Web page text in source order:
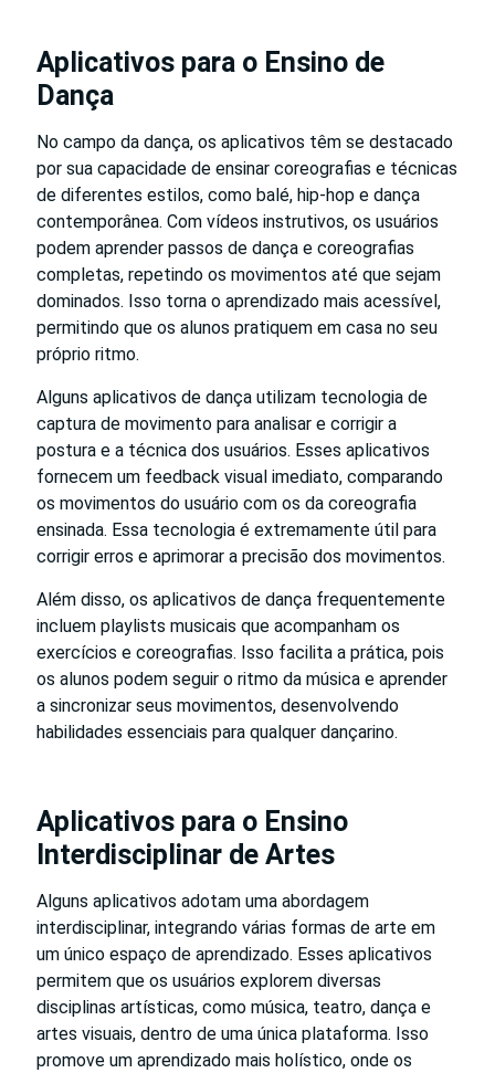
Aplicativos para o Ensino de
Dança
No campo da dança, os aplicativos têm se destacado
por sua capacidade de ensinar coreografias e técnicas
de diferentes estilos, como balé, hip-hop e dança
contemporânea. Com vídeos instrutivos, os usuários
podem aprender passos de dança e coreografias
completas, repetindo os movimentos até que sejam
dominados. Isso torna o aprendizado mais acessível,
permitindo que os alunos pratiquem em casa no seu
próprio ritmo.
Alguns aplicativos de dança utilizam tecnologia de
captura de movimento para analisar e corrigir a
postura e a técnica dos usuários. Esses aplicativos
fornecem um feedback visual imediato, comparando
os movimentos do usuário com os da coreografia
ensinada. Essa tecnologia é extremamente útil para
corrigir erros e aprimorar a precisão dos movimentos.
Além disso, os aplicativos de dança frequentemente
incluem playlists musicais que acompanham os
exercícios e coreografias. Isso facilita a prática, pois
os alunos podem seguir o ritmo da música e aprender
a sincronizar seus movimentos, desenvolvendo
habilidades essenciais para qualquer dançarino.
Aplicativos para o Ensino
Interdisciplinar de Artes
Alguns aplicativos adotam uma abordagem
interdisciplinar, integrando várias formas de arte em
um único espaço de aprendizado. Esses aplicativos
permitem que os usuários explorem diversas
disciplinas artísticas, como música, teatro, dança e
artes visuais, dentro de uma única plataforma. Isso
promove um aprendizado mais holístico, onde os